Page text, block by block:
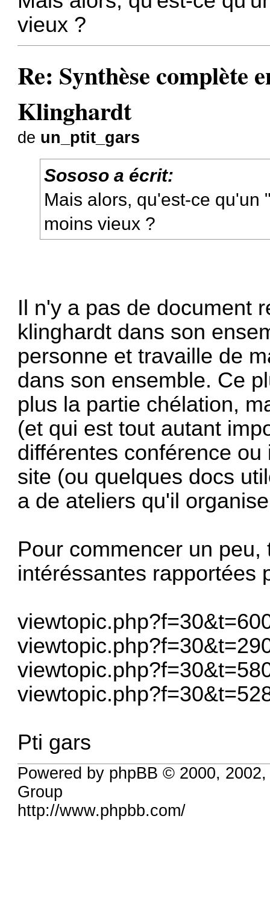
vieux ?
Re: Synthèse complète
Klinghardt
de un_ptit_gars
Sososo a écrit:
Mais alors, qu'est-ce qu'un
moins vieux ?
Il n'y a pas de document
klinghardt dans son
personne et travaille de
dans son ensemble. Ce
plus la partie chélation,
(et qui est tout autant
différentes conférence
site (ou quelques docs
a de ateliers qu'il
Pour commencer un
intéréssantes rapportées
Pti gars
Powered by phpBB © 2000,
Group
http://www.phpbb.com/